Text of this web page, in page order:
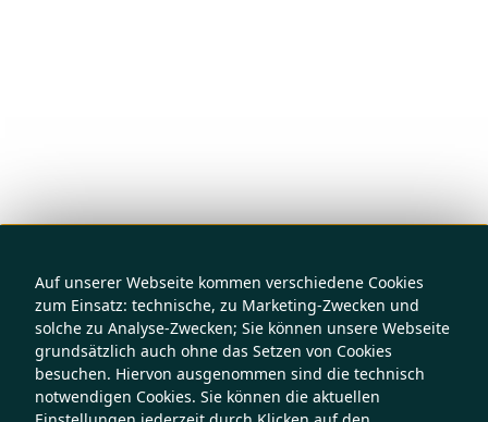
Auf unserer Webseite kommen verschiedene Cookies
zum Einsatz: technische, zu Marketing-Zwecken und
solche zu Analyse-Zwecken; Sie können unsere Webseite
grundsätzlich auch ohne das Setzen von Cookies
besuchen. Hiervon ausgenommen sind die technisch
notwendigen Cookies. Sie können die aktuellen